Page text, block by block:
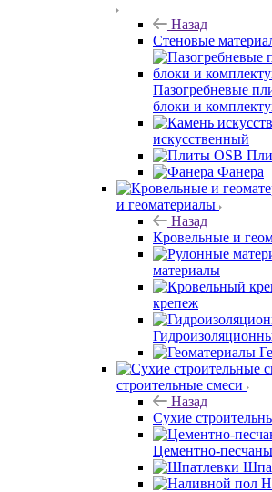
Назад
Стеновые
Пазогребневые
блоки и
искусственный
Фанера
и геоматериалы
Назад
Кровельные и
материалы
крепеж
строительные смеси
Назад
Сухие
Цементно-